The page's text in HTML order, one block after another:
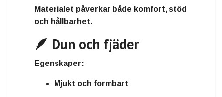
Materialet påverkar både komfort, stöd
och hållbarhet.
🪶 Dun och fjäder
Egenskaper:
Mjukt och formbart